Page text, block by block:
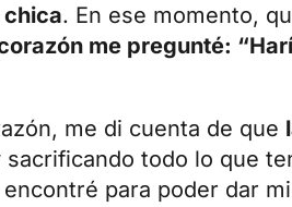
chica. En ese momento,
me pregunté:
me di cuenta de que
todo lo que
para poder dar